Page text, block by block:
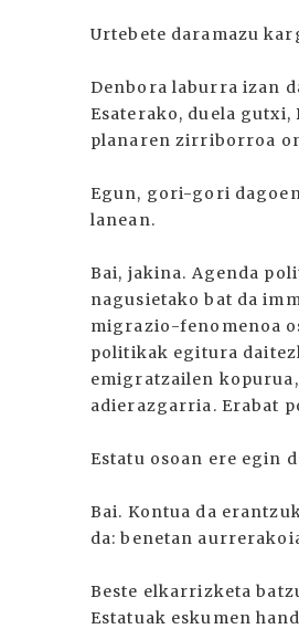
Urtebete daramazu
Denbora laburra izan
Esaterako, duela
planaren zirriborroa
Egun, gori-gori
lanean.
Bai, jakina. Agenda
nagusietako bat da
migrazio-fenomenoa
politikak egitura
emigratzailen
adierazgarria. Erabat
Estatu osoan ere egin
Bai. Kontua da
da: benetan
Beste elkarrizketa
Estatuak eskumen